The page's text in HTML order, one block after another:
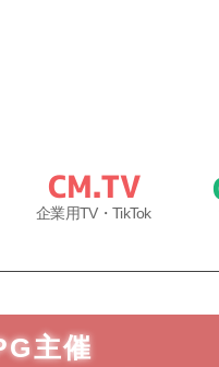
C M.TV
企業用TV・TikTok
主催